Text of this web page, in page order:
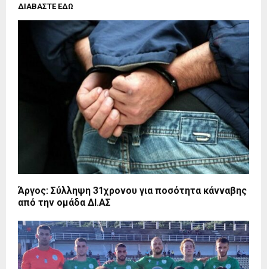
ΔΙΑΒΑΣΤΕ ΕΔΩ
Άργος: Σύλληψη 31χρονου για ποσότητα κάνναβης
από την ομάδα ΔΙ.ΑΣ